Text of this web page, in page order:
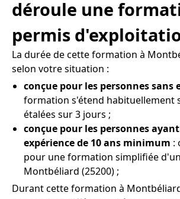
déroule une
permis
La durée de cette formation à
selon votre situation :
conçue pour les personnes sans
formation s'étend habituellement
étalées sur 3 jours ;
conçue pour les personnes
expérience de 10 ans minimum :
pour une formation simplifiée
Montbéliard (25200) ;
Durant cette formation à